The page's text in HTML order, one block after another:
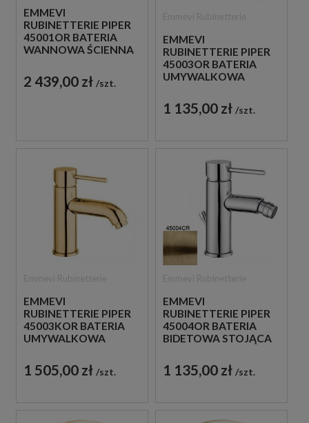
EMMEVI
RUBINETTERIE PIPER
45001OR BATERIA
WANNOWA ŚCIENNA
ZŁOTO
2 439,00 zł szt.
EMMEVI
RUBINETTERIE PIPER
45003OR BATERIA
UMYWALKOWA
JEDNOUCHWYTOWA
ZŁOTA
1 135,00 zł szt.
EMMEVI
RUBINETTERIE PIPER
45003KOR BATERIA
UMYWALKOWA
JEDNOUCHWYTOWA
ZŁOTA
1 505,00 zł szt.
EMMEVI
RUBINETTERIE PIPER
45004OR BATERIA
BIDETOWA STOJĄCA
ZŁOTA
1 135,00 zł szt.